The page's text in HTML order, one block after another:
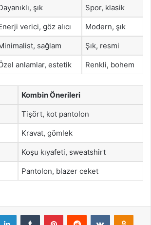
şık Spor, klasik
verici, göz alıcı Modern, şık
sağlam Şık, resmi
anlamlar, estetik Renkli, bohem
Kombin Önerileri
Tişört, kot pantolon
Kravat, gömlek
Koşu kıyafeti, sweatshirt
Pantolon, blazer ceket
LinkedInTumblr PinterestReddit VKontakte